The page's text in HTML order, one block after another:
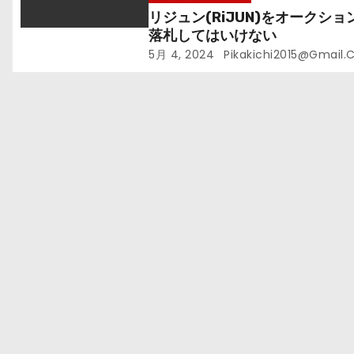
リジュン(RiJUN)をオークショ
落札してはいけない
5月 4, 2024